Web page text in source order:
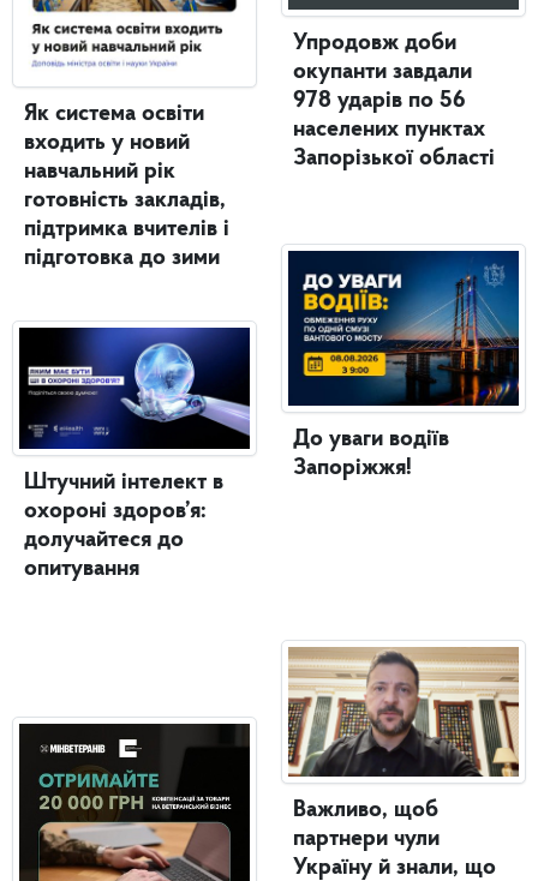
Як система освіти
входить у новий
навчальний рік
готовність закладів,
підтримка вчителів і
підготовка до зими
Штучний інтелект в
охороні здоров’я:
долучайтеся до
опитування
Упродовж доби
окупанти завдали
978 ударів по 56
населених пунктах
Запорізької області
До уваги водіїв
Запоріжжя!
Важливо, щоб
партнери чули
Україну й знали, що